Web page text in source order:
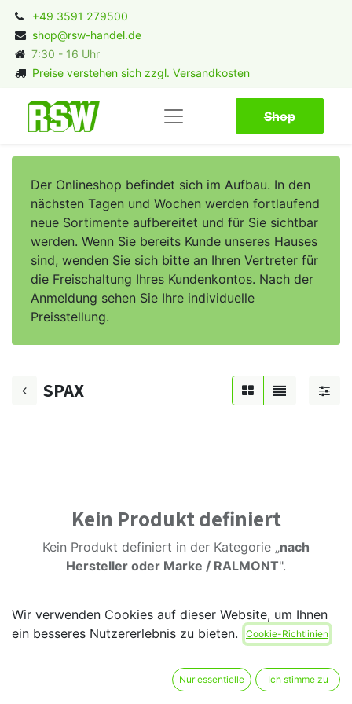
+49 3591 279500
shop@rsw-handel.de
7:30 - 16 Uhr
Preise verstehen sich zzgl. Versandkosten
Shop​​​​
Der Onlineshop befindet sich im Aufbau. In den
nächsten Tagen und Wochen werden fortlaufend
neue Sortimente aufbereitet und für Sie sichtbar
werden. Wenn Sie bereits Kunde unseres Hauses
sind, wenden Sie sich bitte an Ihren Vertreter für
die Freischaltung Ihres Kundenkontos. Nach der
Anmeldung sehen Sie Ihre individuelle
Preisstellung.
SPAX
Kein Produkt definiert
Kein Produkt definiert in der Kategorie „nach
Hersteller oder Marke / RALMONT".
Wir verwenden Cookies auf dieser Website, um Ihnen
ein besseres Nutzererlebnis zu bieten.
Cookie-Richtlinien
Nur essentielle Ich stimme zu